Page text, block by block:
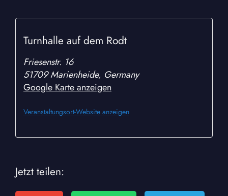
Turnhalle auf dem Rodt
Friesenstr. 16
51709 Marienheide, Germany
Google Karte anzeigen
Veranstaltungsort-Website anzeigen
Jetzt teilen: